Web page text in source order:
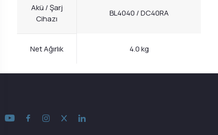
Akü / Şarj
Cihazı
BL4040 / DC40RA
Net Ağırlık 4.0 kg